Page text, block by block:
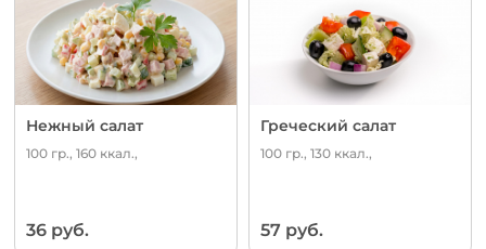
Нежный салат
100 гр., 160 ккал.,
36 руб.
Греческий салат
100 гр., 130 ккал.,
57 руб.